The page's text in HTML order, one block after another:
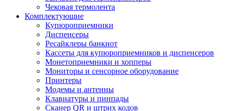
Чековая термолента
Комплектующие
Купюроприемники
Диспенсеры
Ресайклеры банкнот
Кассеты для купюроприемников и диспенсеров
Монетоприемники и хопперы
Мониторы и сенсорное оборудование
Принтеры
Модемы и антенны
Клавиатуры и пинпады
Сканер QR и штрих кодов